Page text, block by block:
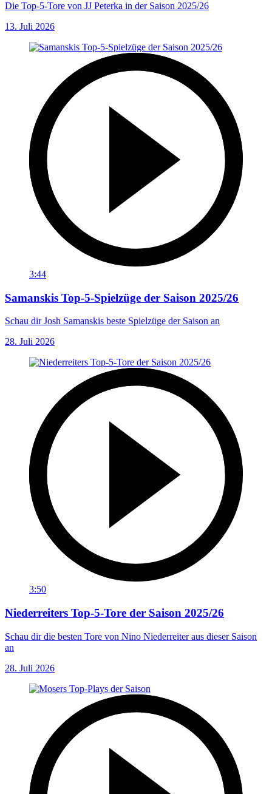
Die Top-5-Tore von JJ Peterka in der Saison 2025/26
13. Juli 2026
3:44
Samanskis Top-5-Spielzüge der Saison 2025/26
Schau dir Josh Samanskis beste Spielzüge der Saison an
28. Juli 2026
3:50
Niederreiters Top-5-Tore der Saison 2025/26
Schau dir die besten Tore von Nino Niederreiter aus dieser Saison
an
28. Juli 2026